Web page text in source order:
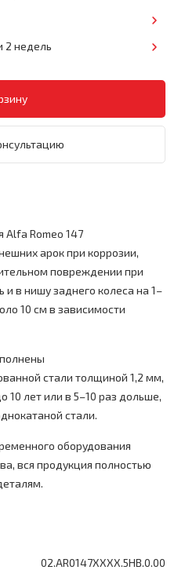
2 недель
Alfa Romeo 147
арок при коррозии,
повреждении при
в нишу заднего колеса на 1–
10 см в зависимости
стали толщиной 1,2 мм,
10 лет или в 5–10 раз дольше,
стали.
оборудования
вся продукция полностью
02.AR0147XXXX.5HB.0.00